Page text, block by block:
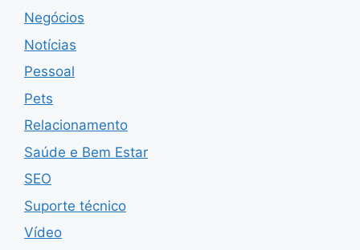
Negócios
Notícias
Pessoal
Pets
Relacionamento
Saúde e Bem Estar
SEO
Suporte técnico
Vídeo